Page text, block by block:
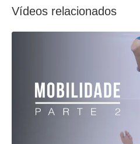
Vídeos relacionados